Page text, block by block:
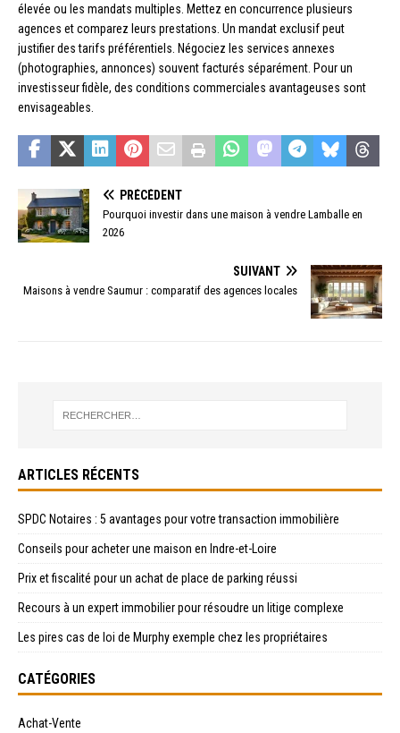
élevée ou les mandats multiples. Mettez en concurrence plusieurs
agences et comparez leurs prestations. Un mandat exclusif peut
justifier des tarifs préférentiels. Négociez les services annexes
(photographies, annonces) souvent facturés séparément. Pour un
investisseur fidèle, des conditions commerciales avantageuses sont
envisageables.
PRÉCÉDENT
Pourquoi investir dans une maison à vendre Lamballe en
2026
SUIVANT
Maisons à vendre Saumur : comparatif des agences locales
ARTICLES RÉCENTS
SPDC Notaires : 5 avantages pour votre transaction immobilière
Conseils pour acheter une maison en Indre-et-Loire
Prix et fiscalité pour un achat de place de parking réussi
Recours à un expert immobilier pour résoudre un litige complexe
Les pires cas de loi de Murphy exemple chez les propriétaires
CATÉGORIES
Achat-Vente